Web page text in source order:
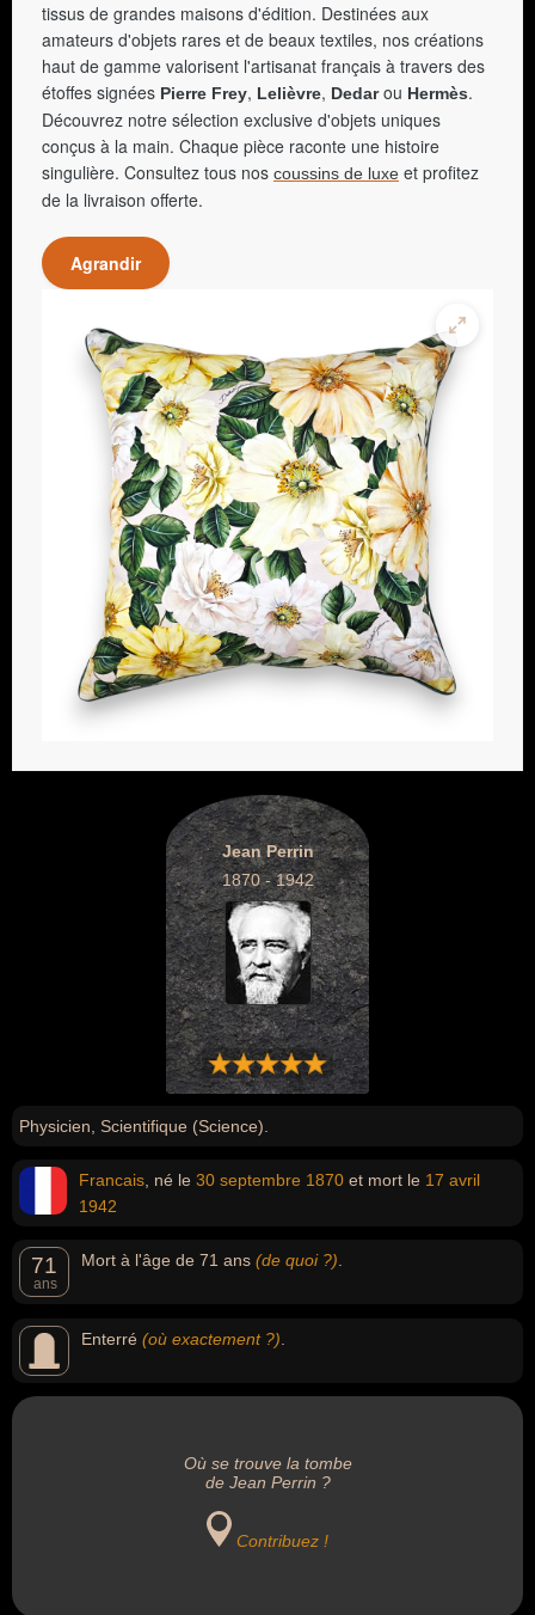
tissus de grandes maisons d'édition. Destinées aux
amateurs d'objets rares et de beaux textiles, nos créations
haut de gamme valorisent l'artisanat français à travers des
étoffes signées Pierre Frey, Lelièvre, Dedarou Hermès.
Découvrez notre sélection exclusive d'objets uniques
conçus à la main. Chaque pièce raconte une histoire
singulière. Consultez tous nos coussins de luxe et profitez
de la livraison offerte.
Agrandir
Jean Perrin
1870 - 1942
Physicien, Scientifique (Science).
Francais , né le 30 septembre 1870 et mort le 17 avril
1942
71
ans
Mort à l'âge de 71 ans (de quoi ?)
Enterré (où exactement ?)
Où se trouve la tombe
de Jean Perrin ?
Contribuez !